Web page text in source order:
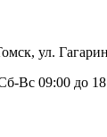
ул.
Вс 09:00 до